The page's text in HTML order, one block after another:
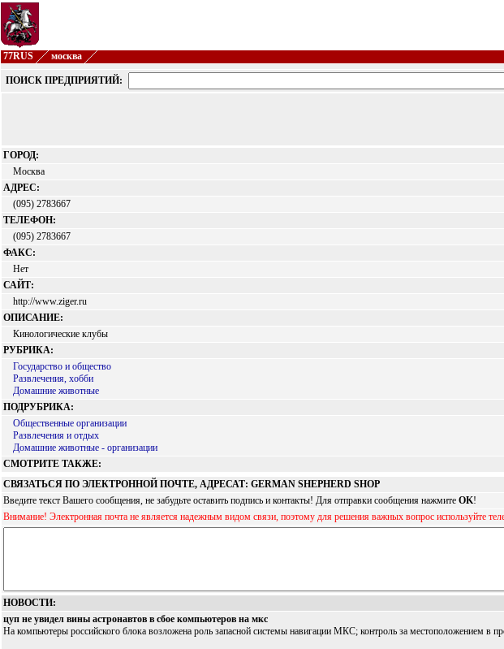
77RUS москва
ПОИСК ПРЕДПРИЯТИЙ:
ГОРОД:
Москва
АДРЕС:
(095) 2783667
ТЕЛЕФОН:
(095) 2783667
ФАКС:
Нет
САЙТ:
http://www.ziger.ru
ОПИСАНИЕ:
Кинологические клубы
РУБРИКА:
Государство и общество
Развлечения, хобби
Домашние животные
ПОДРУБРИКА:
Общественные организации
Развлечения и отдых
Домашние животные - организации
СМОТРИТЕ ТАКЖЕ:
СВЯЗАТЬСЯ ПО ЭЛЕКТРОННОЙ ПОЧТЕ, АДРЕСАТ: GERMAN SHEPHERD SHOP
Введите текст Вашего сообщения, не забудьте оставить подпись и контакты! Для отправки сообщения нажмите OK!
Внимание! Электронная почта не является надежным видом связи, поэтому для решения важных вопрос используйте
НОВОСТИ:
цуп не увидел вины астронавтов в сбое компьютеров на мкс
На компьютеры российского блока возложена роль запасной системы навигации МКС; контроль за местоположением